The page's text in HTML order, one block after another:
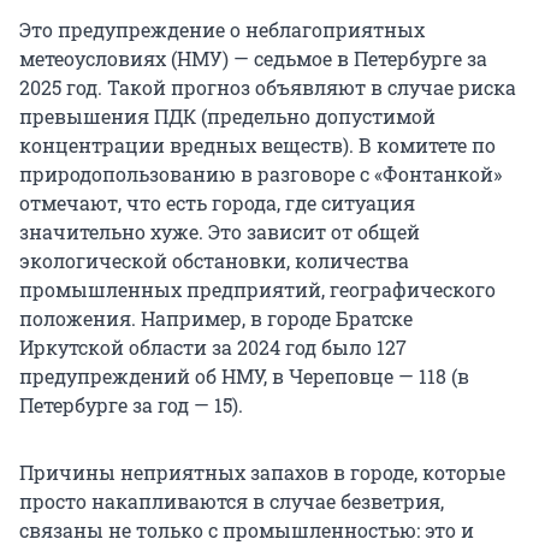
Это предупреждение о неблагоприятных
метеоусловиях (НМУ) — седьмое в Петербурге за
2025 год. Такой прогноз объявляют в случае риска
превышения ПДК (предельно допустимой
концентрации вредных веществ). В комитете по
природопользованию в разговоре с «Фонтанкой»
отмечают, что есть города, где ситуация
значительно хуже. Это зависит от общей
экологической обстановки, количества
промышленных предприятий, географического
положения. Например, в городе Братске
Иркутской области за 2024 год было 127
предупреждений об НМУ, в Череповце — 118 (в
Петербурге за год — 15).
Причины неприятных запахов в городе, которые
просто накапливаются в случае безветрия,
связаны не только с промышленностью: это и